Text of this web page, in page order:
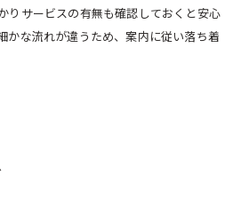
りサービスの有無も確認しておくと安心
かな流れが違うため、案内に従い落ち着